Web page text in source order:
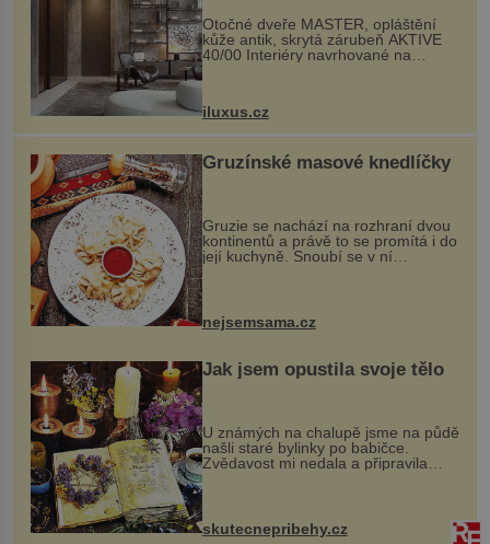
Otočné dveře MASTER, opláštění
kůže antik, skrytá zárubeň AKTIVE
40/00 Interiéry navrhované na
zakázku často vyžadují atypické
rozměry nejen nábytku, ale i
dnes umož...
iluxus.cz
Gruzínské masové knedlíčky
Gruzie se nachází na rozhraní dvou
kontinentů a právě to se promítá i do
její kuchyně. Snoubí se v ní
evropské a asijské chutě a díky tomu
pokrmy, které rozhodně st...
nejsemsama.cz
Jak jsem opustila svoje tělo
U známých na chalupě jsme na půdě
našli staré bylinky po babičce.
Zvědavost mi nedala a připravila
jsem si z nich lektvar… Zimní pobyt
na chalupě se pro mě vlastní vinou
změnil v děsivý zážitek, na kt...
skutecnepribehy.cz